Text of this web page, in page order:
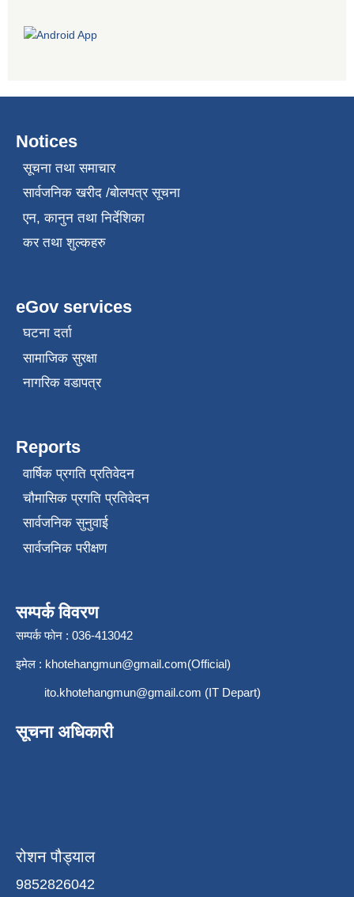
Notices
सूचना तथा समाचार
सार्वजनिक खरीद /बोलपत्र सूचना
एन, कानुन तथा निर्देशिका
कर तथा शुल्कहरु
eGov services
घटना दर्ता
सामाजिक सुरक्षा
नागरिक वडापत्र
Reports
वार्षिक प्रगति प्रतिवेदन
चौमासिक प्रगति प्रतिवेदन
सार्वजनिक सुनुवाई
सार्वजनिक परीक्षण
सम्पर्क विवरण
सम्पर्क फोन : 036-413042
इमेल : khotehangmun@gmail.com(Official)
ito.khotehangmun@gmail.com (IT Depart)
सूचना अधिकारी
रोशन पौड्याल
9852826042